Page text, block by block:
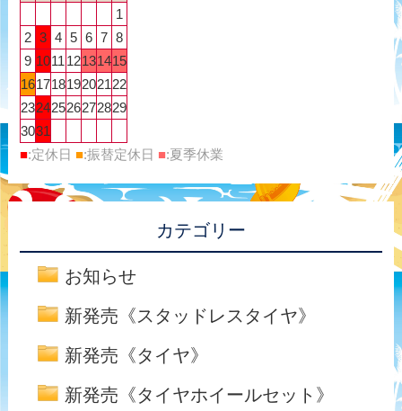
1
2 3 4 5 6 7 8
9 1011 12131415
16171819202122
23242526272829
3031
■:定休日 ■:振替定休日 ■:夏季休業
カテゴリー
お知らせ
新発売《スタッドレスタイヤ》
新発売《タイヤ》
新発売《タイヤホイールセット》